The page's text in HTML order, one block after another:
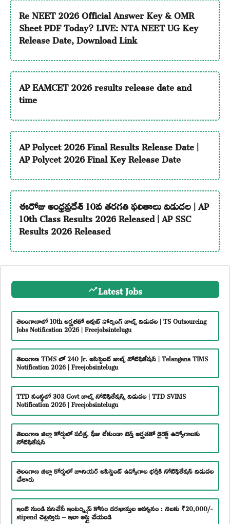
Re NEET 2026 Official Answer Key & OMR
Sheet PDF Today? LIVE: NTA NEET UG Key
Release Date, Download Link
AP EAMCET 2026 results release date and
time
AP Polycet 2026 Final Results Release Date |
AP Polycet 2026 Final Key Release Date
ఈరోజు ఆంధ్రప్రదేశ్ 10వ తరగతి ఫలితాలు విడుదల | AP
10th Class Results 2026 Released | AP SSC
Results 2026 Released
Latest Jobs
తెలంగాణాలో 10th అర్హతతో అవుట్ సోర్సింగ్ జాబ్స్ విడుదల | TS Outsourcing
Jobs Notification 2026 | Freejobsintelugu
తెలంగాణ TIMS లో 240 Jr. అసిస్టెంట్ జాబ్స్ నోటిఫికేషన్ | Telangana TIMS
Notification 2026 | Freejobsintelugu
TTD సంస్థలో 303 Govt జాబ్స్ నోటిఫికేషన్స్ విడుదల | TTD SVIMS
Notification 2026 | Freejobsintelugu
తెలంగాణ జిల్లా కోర్టులో పరీక్ష, ఫీజు లేకుండా టెన్త్ అర్హతతో డైరెక్ట్ ఉద్యోగాలకు
నోటిఫికేషన్
తెలంగాణ జిల్లా కోర్టులో జూనియర్ అసిస్టెంట్ ఉద్యోగాల భర్తీకి నోటిఫికేషన్ విడుదల
చేశారు
ఇంటి నుండి పనిచేసే ఇంటర్న్షిప్ కోసం దరఖాస్తుల ఆహ్వానం : నెలకు ₹20,000/-
stipend చెల్లిస్తారు – ఇలా అప్లై చేయండి